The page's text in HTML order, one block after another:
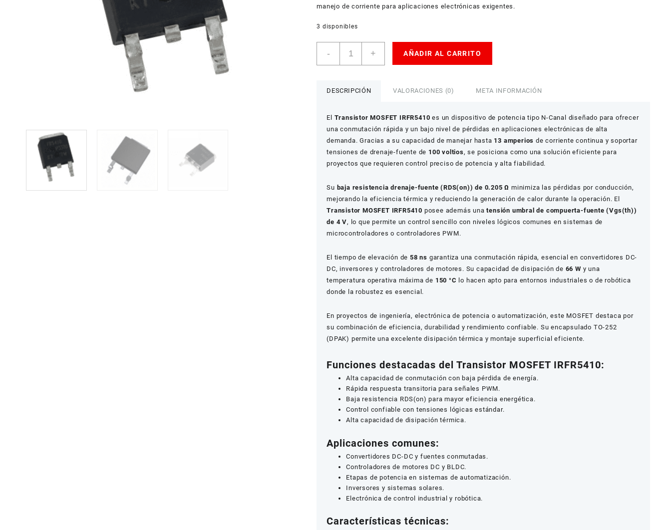
manejo de corriente para aplicaciones electrónicas exigentes.
3 disponibles
-
MOSFET
Canal
cantidad
+ AÑADIR AL CARRITO
DESCRIPCIÓN VALORACIONES (0) META INFORMACIÓN
El Transistor MOSFET IRFR5410 es un dispositivo de potencia tipo N-Canal diseñado para ofrecer
una conmutación rápida y un bajo nivel de pérdidas en aplicaciones electrónicas de alta
demanda. Gracias a su capacidad de manejar hasta 13 amperios de corriente continua y soportar
tensiones de drenaje-fuente de 100 voltios, se posiciona como una solución eficiente para
proyectos que requieren control preciso de potencia y alta fiabilidad.
Su baja resistencia drenaje-fuente (RDS(on)) de 0.205 Ω minimiza las pérdidas por conducción,
mejorando la eficiencia térmica y reduciendo la generación de calor durante la operación. El
Transistor MOSFET IRFR5410 posee además unatensión umbral de compuerta-fuente (Vgs(th))
de 4 V, lo que permite un control sencillo con niveles lógicos comunes en sistemas de
microcontroladores o controladores PWM.
El tiempo de elevación de58 ns garantiza una conmutación rápida, esencial en convertidores DC-
DC, inversores y controladores de motores. Su capacidad de disipación de 66 W y una
temperatura operativa máxima de 150 °C lo hacen apto para entornos industriales o de robótica
donde la robustez es esencial.
En proyectos de ingeniería, electrónica de potencia o automatización, este MOSFET destaca por
su combinación de eficiencia, durabilidad y rendimiento confiable. Su encapsulado TO-252
(DPAK) permite una excelente disipación térmica y montaje superficial eficiente.
Funciones destacadas del Transistor MOSFET IRFR5410:
Alta capacidad de conmutación con baja pérdida de energía.
Rápida respuesta transitoria para señales PWM.
Baja resistencia RDS(on) para mayor eficiencia energética.
Control confiable con tensiones lógicas estándar.
Alta capacidad de disipación térmica.
Aplicaciones comunes:
Convertidores DC-DC y fuentes conmutadas.
Controladores de motores DC y BLDC.
Etapas de potencia en sistemas de automatización.
Inversores y sistemas solares.
Electrónica de control industrial y robótica.
Características técnicas: